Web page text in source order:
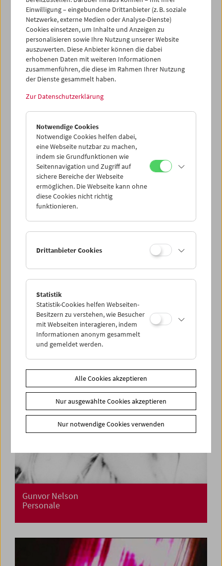
Krieg. Auf den Spuren einer Evolution
Helen Levitt
Gunvor Nelson
Personale
Einwilligung – eingebundene Drittanbieter (z. B. soziale
Netzwerke, externe Medien oder Analyse-Dienste)
Cookies einsetzen, um Inhalte und Anzeigen zu
personalisieren sowie Ihre Nutzung unserer Website
auszuwerten. Diese Anbieter können die dabei
erhobenen Daten mit weiteren Informationen
zusammenführen, die diese im Rahmen Ihrer Nutzung
der Dienste gesammelt haben.
Zur Datenschutzerklärung
Notwendige Cookies
Notwendige Cookies helfen dabei,
eine Webseite nutzbar zu machen,
indem sie Grundfunktionen wie
Seitennavigation und Zugriff auf
sichere Bereiche der Webseite
ermöglichen. Die Webseite kann ohne
diese Cookies nicht richtig
funktionieren.
Drittanbieter Cookies
Statistik
Statistik-Cookies helfen Webseiten-
Besitzern zu verstehen, wie Besucher
mit Webseiten interagieren, indem
Informationen anonym gesammelt
und gemeldet werden.
Alle Cookies akzeptieren
Nur ausgewählte Cookies akzeptieren
Nur notwendige Cookies verwenden